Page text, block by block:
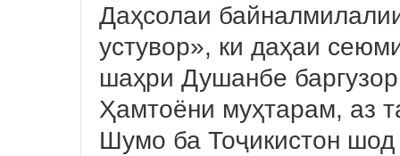
Даҳсолаи
устувор», ки даҳаи
шаҳри Душанбе
Ҳамтоёни муҳтарам, аз
Шумо ба Тоҷикистон